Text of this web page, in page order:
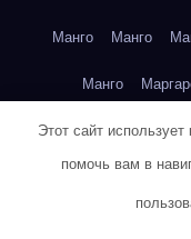
Манго Манго
Манго
Марк Твен
Марк Твен
Марк Твен
Этот сайт
помочь вам в